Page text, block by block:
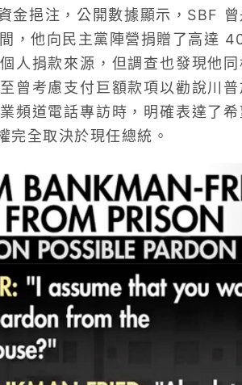
金挹注，公開數據顯示，SBF 曾
，他向民主黨陣營捐贈了高達
人捐款來源，但調查也發現他
曾考慮支付巨額款項以勸說川
頻道電話專訪時，明確表達了
完全取決於現任總統。